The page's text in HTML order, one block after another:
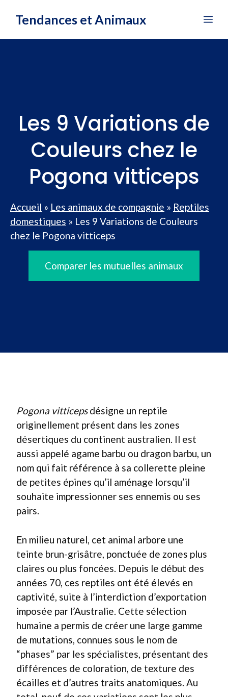
Tendances et Animaux
Les 9 Variations de
Couleurs chez le
Pogona vitticeps
Accueil » Les animaux de compagnie » Reptiles
domestiques » Les 9 Variations de Couleurs
chez le Pogona vitticeps
Comparer les mutuelles animaux
Pogona vitticepsdésigne un reptile
originellement présent dans les zones
désertiques du continent australien. Il est
aussi appelé agame barbu ou dragon barbu, un
nom qui fait référence à sa collerette pleine
de petites épines qu’il aménage lorsqu’il
souhaite impressionner ses ennemis ou ses
pairs.
En milieu naturel, cet animal arbore une
teinte brun-grisâtre, ponctuée de zones plus
claires ou plus foncées. Depuis le début des
années 70, ces reptiles ont été élevés en
captivité, suite à l’interdiction d’exportation
imposée par l’Australie. Cette sélection
humaine a permis de créer une large gamme
de mutations, connues sous le nom de
“phases” par les spécialistes, présentant des
différences de coloration, de texture des
écailles et d’autres traits anatomiques. Au